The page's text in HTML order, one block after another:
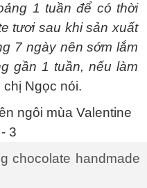
1 tuần để có thời
tươi sau khi sản xuất
7 ngày nên sớm lắm
gần 1 tuần, nếu làm
chị Ngọc nói.
chocolate handmade